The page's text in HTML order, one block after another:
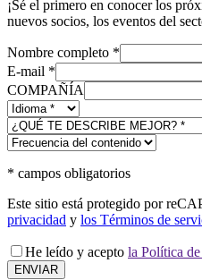
¡Sé el primero en conocer los
nuevos socios, los eventos del
Nombre completo *
E-mail *
COMPAÑÍA
* campos obligatorios
Este sitio está protegido por
privacidad y los Términos de
He leído y acepto la Política
ENVIAR